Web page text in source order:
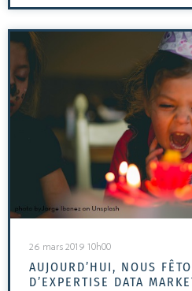
26 mars 2019 10h00
AUJOURD’HUI, NOUS
D’EXPERTISE DATA